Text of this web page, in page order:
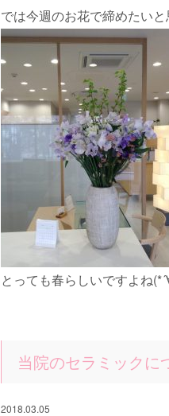
では今週のお花で締めたい
とっても春らしいですよね
当院のセラミックに
2018.03.05